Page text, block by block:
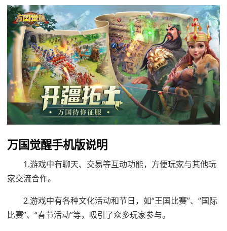
万国觉醒手机版说明
1.游戏中有聊天、交易等互动功能，方便玩家与其他玩
家交流合作。
2.游戏中有各种文化活动和节日，如“王国比赛”、“国际
比赛”、“春节活动”等，吸引了众多玩家参与。